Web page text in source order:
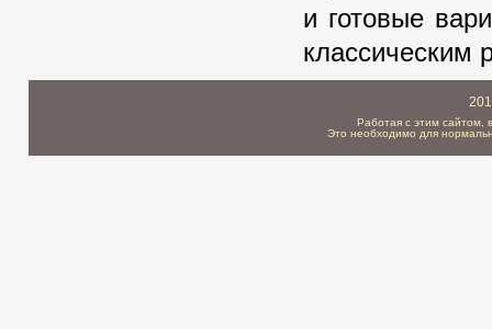
и готовые
классическим
Работая с этим сайтом,
Это необходимо для